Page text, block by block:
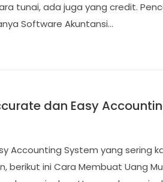
tunai, ada juga yang credit.
Software Akuntansi…
dan Easy
Accounting System yang sering
ini Cara Membuat Uang